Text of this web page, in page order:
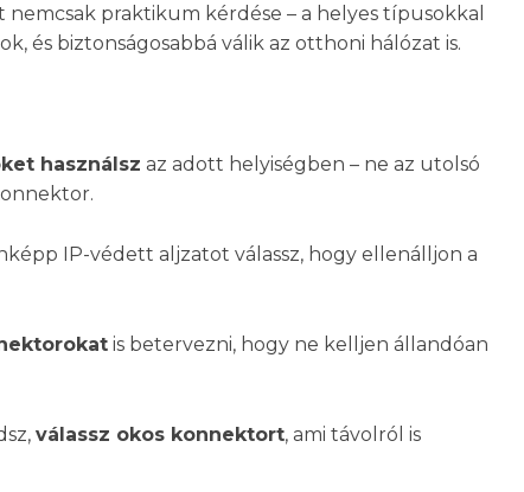
praktikum kérdése – a helyes típusokkal
és biztonságosabbá válik az otthoni hálózat is.
használsz az adott helyiségben – ne az utolsó
IP-védett aljzatot válassz, hogy ellenálljon a
is betervezni, hogy ne kelljen állandóan
válassz okos konnektort, ami távolról is